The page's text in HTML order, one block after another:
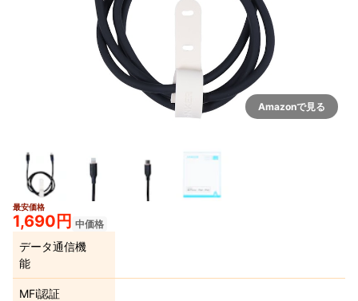
Amazonで見る
最安価格
1,690円 中価格
データ通信機
能
MFi認証